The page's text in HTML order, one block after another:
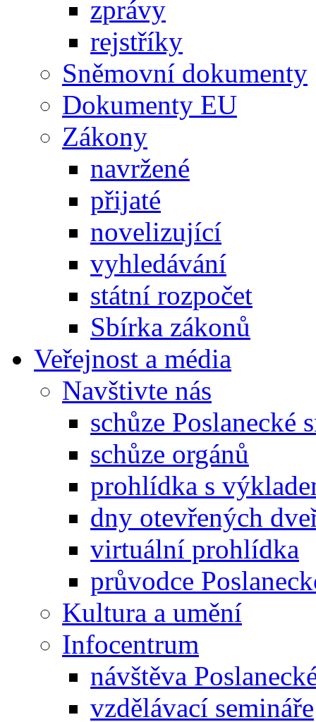
zprávy
rejstříky
Sněmovní dokumenty
Dokumenty EU
Zákony
navržené
přijaté
novelizující
vyhledávání
státní rozpočet
Sbírka zákonů
Veřejnost a média
Navštivte nás
schůze Poslanecké
schůze orgánů
prohlídka s
dny otevřených
virtuální prohlídka
průvodce
Kultura a umění
Infocentrum
návštěva
vzdělávací semináře